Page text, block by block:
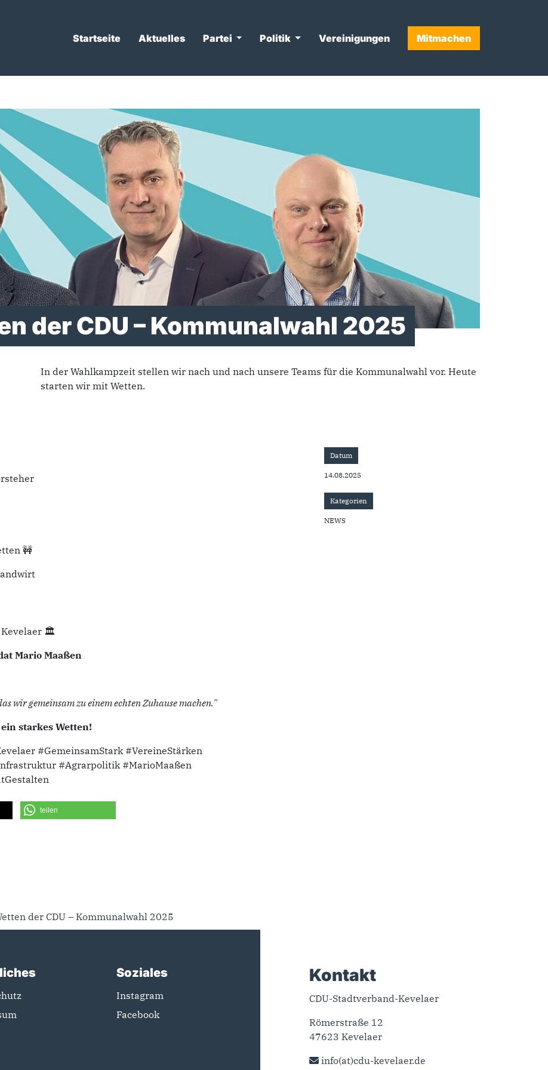
Startseite Aktuelles Partei Politik Vereinigungen Mitmachen
der CDU – Kommunalwahl 2025
In der Wahlkampzeit stellen wir nach und nach unsere Teams für die Kommunalwahl vor. Heute
starten wir mit Wetten.
🚧
Kevelaer 🏛️
Mario Maaßen
wir gemeinsam zu einem echten Zuhause machen."
starkes Wetten!
#GemeinsamStark #VereineStärken
#Agrarpolitik #MarioMaaßen
teilen
Datum
14.08.2025
Kategorien
NEWS
der CDU – Kommunalwahl 2025
Soziales
Instagram
Facebook
Kontakt
CDU-Stadtverband-Kevelaer
Römerstraße 12
47623 Kevelaer
info(at)cdu-kevelaer.de